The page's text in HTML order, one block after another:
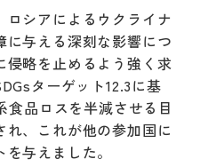
シアによるウクライナ
与える深刻な影響につ
侵略を止めるよう強く求
ターゲット12.3に基
食品ロスを半減させる目
、これが他の参加国に
与えました。